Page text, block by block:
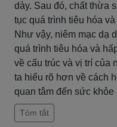
dày. Sau đó, chất thừa
tục quá trình tiêu hóa và
Như vậy, niêm mạc dạ
quá trình tiêu hóa và
về cấu trúc và vị trí của
ta hiểu rõ hơn về cách
quan tâm đến sức khỏe
Tóm tắt